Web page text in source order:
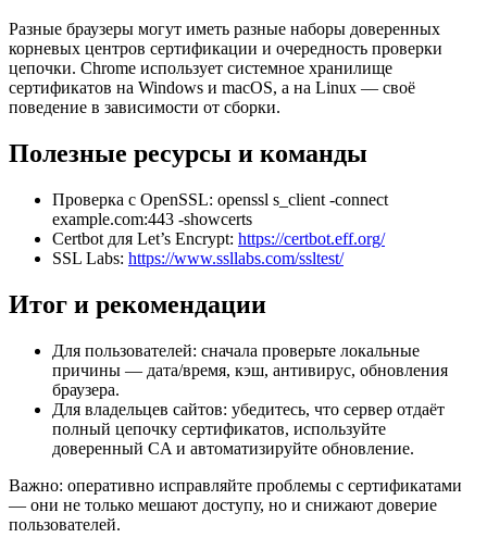
Разные браузеры могут иметь разные наборы доверенных
корневых центров сертификации и очередность проверки
цепочки. Chrome использует системное хранилище
сертификатов на Windows и macOS, а на Linux — своё
поведение в зависимости от сборки.
Полезные ресурсы и команды
Проверка с OpenSSL: openssl s_client -connect
example.com:443 -showcerts
Certbot для Let’s Encrypt: https://certbot.eff.org/
SSL Labs: https://www.ssllabs.com/ssltest/
Итог и рекомендации
Для пользователей: сначала проверьте локальные
причины — дата/время, кэш, антивирус, обновления
браузера.
Для владельцев сайтов: убедитесь, что сервер отдаёт
полный цепочку сертификатов, используйте
доверенный CA и автоматизируйте обновление.
Важно: оперативно исправляйте проблемы с сертификатами
— они не только мешают доступу, но и снижают доверие
пользователей.